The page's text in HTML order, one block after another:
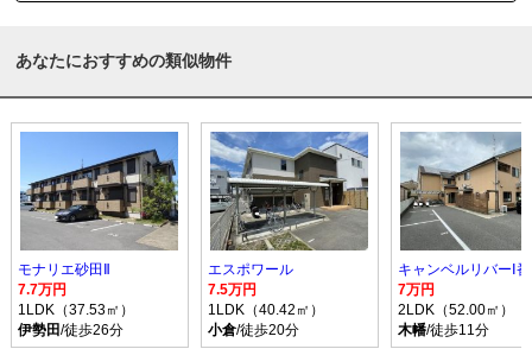
あなたにおすすめの類似物件
モナリエ砂田Ⅱ
7.7万円
1LDK（37.53㎡）
伊勢田/徒歩26分
エスポワール
7.5万円
1LDK（40.42㎡）
小倉/徒歩20分
キャンベルリバーⅠ
7万円
2LDK（52.00㎡）
木幡/徒歩11分